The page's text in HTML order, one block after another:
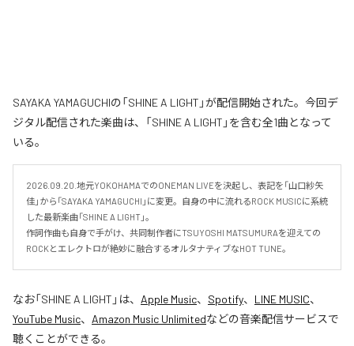
SAYAKA YAMAGUCHIの「SHINE A LIGHT」が配信開始された。今回デ
ジタル配信された楽曲は、「SHINE A LIGHT」を含む全1曲となって
いる。
2026.09.20.地元YOKOHAMAでのONEMAN LIVEを決起し、表記を「山口紗矢
佳」から「SAYAKA YAMAGUCHI」に変更。自身の中に流れるROCK MUSICに系統
した最新楽曲「SHINE A LIGHT」。
作詞作曲も自身で手がけ、共同制作者にTSUYOSHI MATSUMURAを迎えての
ROCKとエレクトロが絶妙に融合するオルタナティブなHOT TUNE。
なお「SHINE A LIGHT 」は、 Apple Music、 Spotify、 LINE MUSIC、
YouTube Music、 Amazon Music Unlimitedなどの音楽配信サービスで
聴くことができる。